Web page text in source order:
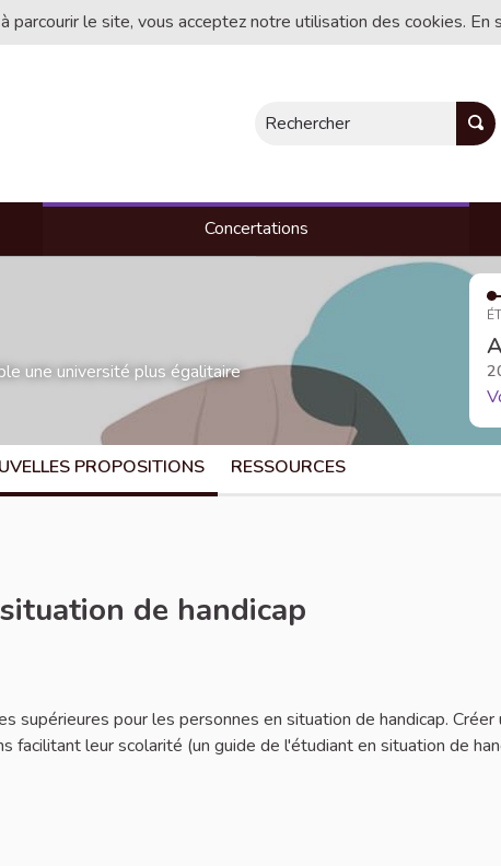
parcourir le site, vous acceptez notre utilisation des cookies.
Rechercher
Concertations
une université plus égalitaire
PROPOSITIONS RESSOURCES
de handicap
supérieures pour les personnes en situation de handicap. Créer
leur scolarité (un guide de l'étudiant en situation de